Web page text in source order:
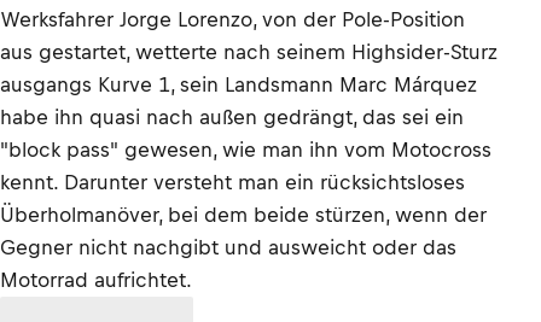
Werksfahrer Jorge Lorenzo, von der Pole-Position
aus gestartet, wetterte nach seinem Highsider-Sturz
ausgangs Kurve 1, sein Landsmann Marc Márquez
habe ihn quasi nach außen gedrängt, das sei ein
"block pass" gewesen, wie man ihn vom Motocross
kennt. Darunter versteht man ein rücksichtsloses
Überholmanöver, bei dem beide stürzen, wenn der
Gegner nicht nachgibt und ausweicht oder das
Motorrad aufrichtet.